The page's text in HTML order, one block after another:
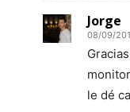
Jorge
08/09/
le dé